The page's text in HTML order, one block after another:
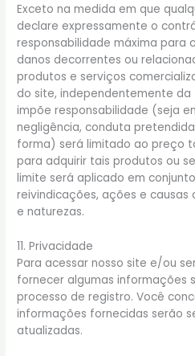
Exceto na medida em que
declare expressamente o
responsabilidade máxima para
danos decorrentes ou
produtos e serviços
do site, independentemente
impõe responsabilidade (seja
negligência, conduta
forma) será limitado ao preço
para adquirir tais produtos ou
limite será aplicado em
reivindicações, ações e
e naturezas.
11. Privacidade
Para acessar nosso site e/ou
fornecer algumas informações
processo de registro. Você
informações fornecidas serão
atualizadas.